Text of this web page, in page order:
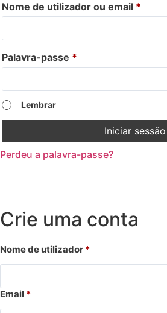
Nome de utilizador ou email *
Palavra-passe *
Lembrar
Iniciar sessão
Perdeu a palavra-passe?
Crie uma conta
Nome de utilizador *
Email *